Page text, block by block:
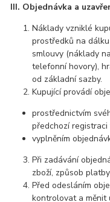
III. Objednávka a
Náklady vzniklé
prostředků na
smlouvy (náklady
telefonní hovory),
od základní sazby.
Kupující provádí
prostřednictvím
předchozí
vyplněním
Při zadávání
zboží, způsob
Před odesláním
kontrolovat a měnit